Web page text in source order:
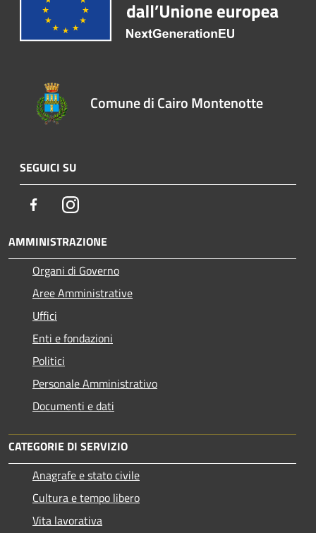
Comune di Cairo Montenotte
SEGUICI SU
FacebookInstagram
AMMINISTRAZIONE
Organi di Governo
Aree Amministrative
Uffici
Enti e fondazioni
Politici
Personale Amministrativo
Documenti e dati
CATEGORIE DI SERVIZIO
Anagrafe e stato civile
Cultura e tempo libero
Vita lavorativa